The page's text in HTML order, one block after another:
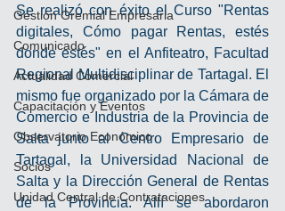
Gestión Gremial Empresaria
Comunicado
Actualidad Comercial
Capacitación y Eventos
Observatorio Económico
Socios
Unidad Central de Contrataciones
Se realizó con éxito el Curso "Rentas
digitales, Cómo pagar Rentas, estés
donde estés" en el Anfiteatro, Facultad
Regional Multidisciplinar de Tartagal. El
mismo fue organizado por la Cámara de
Comercio e Industria de la Provincia de
Salta junto al Centro Empresario de
Tartagal, la Universidad Nacional de
Salta y la Dirección General de Rentas
de la Provincia. Allí se abordaron